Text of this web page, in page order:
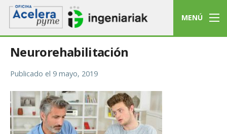
MENÚ
Neurorehabilitación
Publicado el 9 mayo, 2019